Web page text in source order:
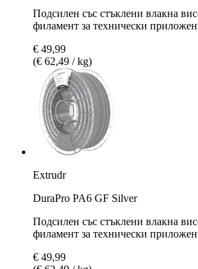
Подсилен със стъклени влакна
филамент за технически
€ 49,99
(€ 62,49 / kg)
Extrudr
DuraPro PA6 GF Silver
Подсилен със стъклени влакна
филамент за технически
€ 49,99